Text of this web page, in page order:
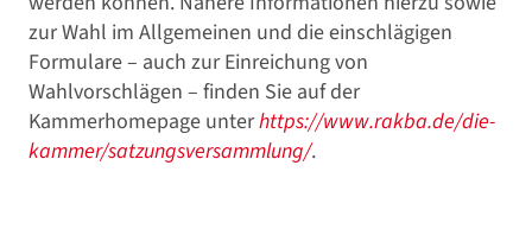
zur Wahl im Allgemeinen und die einschlägigen
Formulare – auch zur Einreichung von
Wahlvorschlägen – finden Sie auf der
Kammerhomepage unterhttps://www.rakba.de/die-
kammer/satzungsversammlung/.